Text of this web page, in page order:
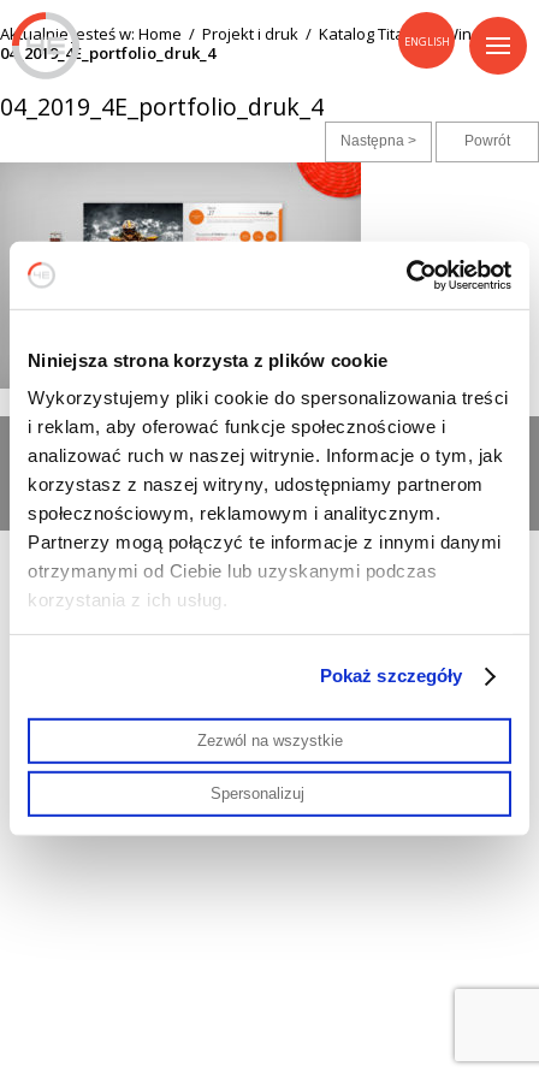
Niniejsza strona korzysta z plików cookie
Wykorzystujemy pliki cookie do spersonalizowania treści
i reklam, aby oferować funkcje społecznościowe i
analizować ruch w naszej witrynie. Informacje o tym, jak
korzystasz z naszej witryny, udostępniamy partnerom
społecznościowym, reklamowym i analitycznym.
Partnerzy mogą połączyć te informacje z innymi danymi
otrzymanymi od Ciebie lub uzyskanymi podczas
korzystania z ich usług.
Pokaż szczegóły
Zezwól na wszystkie
Spersonalizuj
ENGLISH
Aktualnie jesteś w: Home / Projekt i druk / Katalog Titanium Winch/
04_2019_4E_portfolio_druk_4
04_2019_4E_portfolio_druk_4
Następna > Powrót
Wszelkie prawa zastrzeżone
Polityka cookies
© Agencja Reklamowa 4E